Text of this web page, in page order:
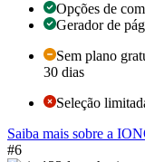
Opções de
Gerador de
Sem plano
30 dias
Seleção
Saiba mais sobre a
#6